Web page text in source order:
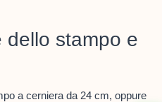
dello stampo e
a cerniera da 24 cm, oppure